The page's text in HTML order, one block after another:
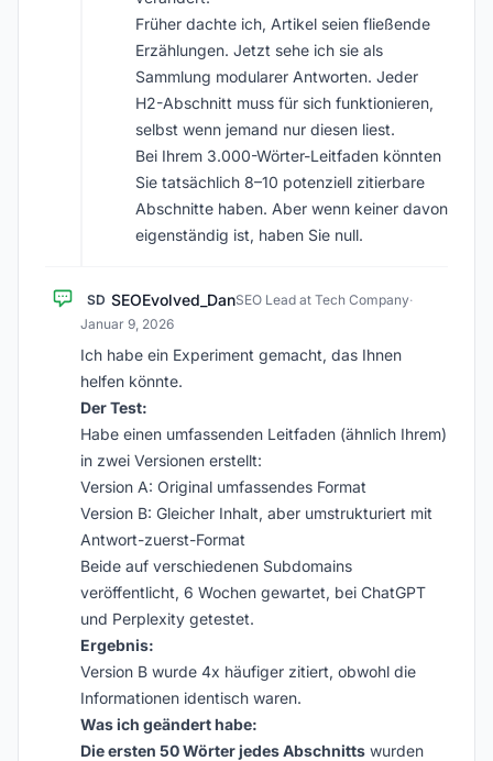
Früher dachte ich, Artikel seien fließende
Erzählungen. Jetzt sehe ich sie als
Sammlung modularer Antworten. Jeder
H2-Abschnitt muss für sich funktionieren,
selbst wenn jemand nur diesen liest.
Bei Ihrem 3.000-Wörter-Leitfaden könnten
Sie tatsächlich 8–10 potenziell zitierbare
Abschnitte haben. Aber wenn keiner davon
eigenständig ist, haben Sie null.
SD SEOEvolved_DanSEO Lead at Tech Company·
Januar 9, 2026
Ich habe ein Experiment gemacht, das Ihnen
helfen könnte.
Der Test:
Habe einen umfassenden Leitfaden (ähnlich Ihrem)
in zwei Versionen erstellt:
Version A: Original umfassendes Format
Version B: Gleicher Inhalt, aber umstrukturiert mit
Antwort-zuerst-Format
Beide auf verschiedenen Subdomains
veröffentlicht, 6 Wochen gewartet, bei ChatGPT
und Perplexity getestet.
Ergebnis:
Version B wurde 4x häufiger zitiert, obwohl die
Informationen identisch waren.
Was ich geändert habe:
Die ersten 50 Wörter jedes Abschnitts wurden